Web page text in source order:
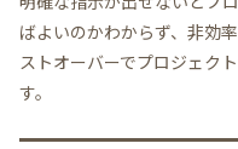
ばよいのかわからず、非効
ストオーバーでプロジェク
す。